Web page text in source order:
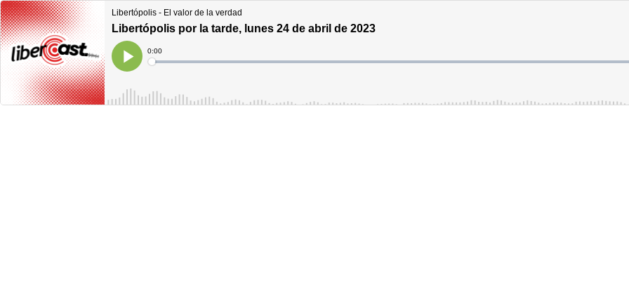
Libertópolis - El valor de la verdad
Libertópolis por la tarde, lunes 24 de abril de 2023
Play
Current
Time
0:00
Loaded: